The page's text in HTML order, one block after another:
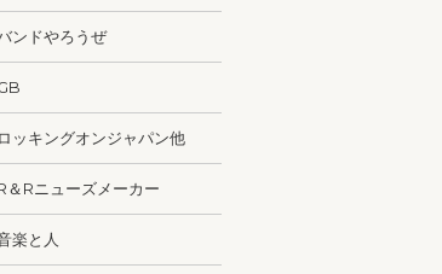
ンドやろうぜ
ッキングオンジャパン他
＆Rニューズメーカー
楽と人